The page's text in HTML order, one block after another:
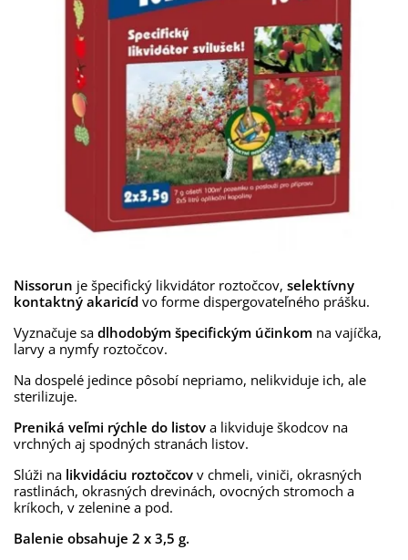
Nissorun je špecifický likvidátor roztočcov, selektívny
kontaktný akaricíd vo forme dispergovateľného prášku.
Vyznačuje sa dlhodobým špecifickým účinkom na vajíčka,
larvy a nymfy roztočcov.
Na dospelé jedince pôsobí nepriamo, nelikviduje ich, ale
sterilizuje.
Preniká veľmi rýchle do listov a likviduje škodcov na
vrchných aj spodných stranách listov.
Slúži na likvidáciu roztočcov v chmeli, viniči, okrasných
rastlinách, okrasných drevinách, ovocných stromoch a
kríkoch, v zelenine a pod.
Balenie obsahuje 2 x 3,5 g.